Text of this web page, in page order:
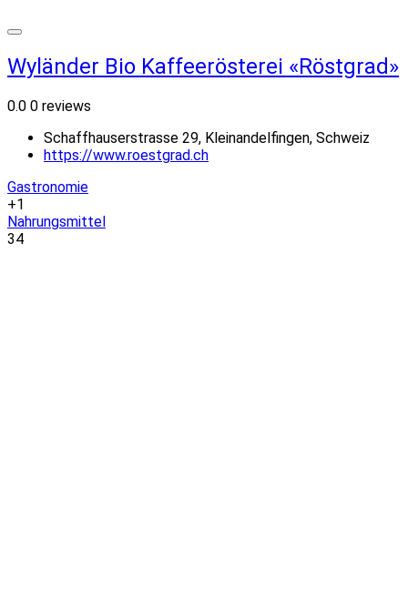
Wyländer Bio Kaffeerösterei «Röstgrad»
0.0 0 reviews
Schaffhauserstrasse 29, Kleinandelfingen, Schweiz
https://www.roestgrad.ch
Gastronomie
+1
Nahrungsmittel
34